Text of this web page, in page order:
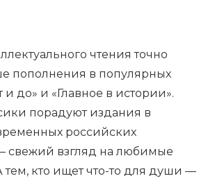
чтения точно
пополнения в популярных
до» и «Главное в истории».
порадуют издания в
российских
свежий взгляд на любимые
кто ищет что-то для души —